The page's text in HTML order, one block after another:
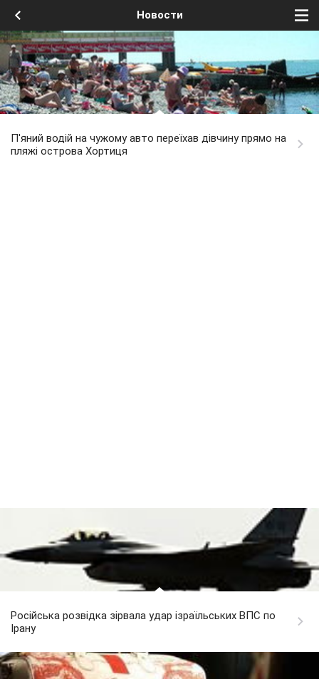
Новости
П'яний водій на чужому авто переїхав дівчину прямо на
пляжі острова Хортиця
Російська розвідка зірвала удар ізраїльських ВПС по
Ірану